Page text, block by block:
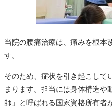
当院の腰痛治療は、痛みを根本
す。
そのため、症状を引き起こして
まります。担当には身体構造や
師」と呼ばれる国家資格所有者